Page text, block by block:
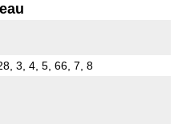
3, 4, 5, 66, 7, 8